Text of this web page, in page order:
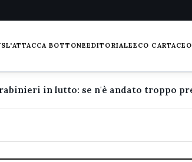
L'ATTACCA BOTTONEEDITORIALEECO CARTACEO